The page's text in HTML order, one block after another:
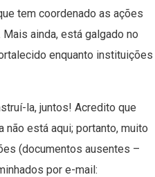
tem coordenado as ações
ainda, está galgado no
enquanto instituições
la, juntos! Acredito que
está aqui; portanto, muito
(documentos ausentes –
por e-mail: